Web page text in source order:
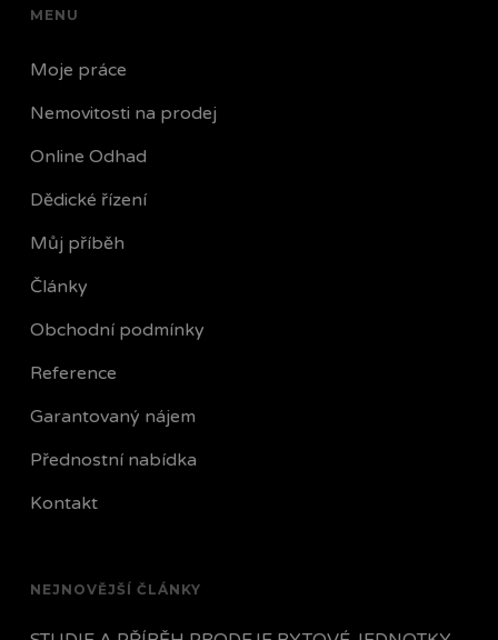
MENU
Moje práce
Nemovitosti na prodej
Online Odhad
Dědické řízení
Můj příběh
Články
Obchodní podmínky
Reference
Garantovaný nájem
Přednostní nabídka
Kontakt
NEJNOVĚJŠÍ ČLÁNKY